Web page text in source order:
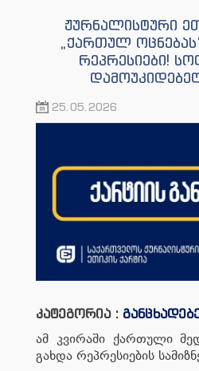
ჟურნალისტური
„ქართულ
რეპრესიები!
25.05.2026
კატეგორია :
ამ კვირაში ქართული
გახდა რეპრესიების